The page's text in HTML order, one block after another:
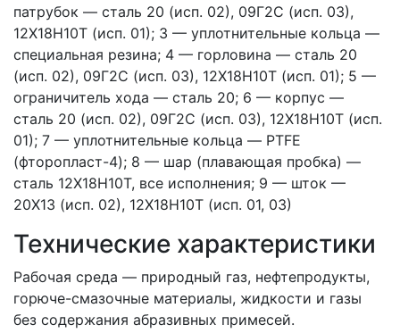
патрубок — сталь 20 (исп. 02), 09Г2С (исп. 03),
12Х18Н10Т (исп. 01); 3 — уплотнительные кольца —
специальная резина; 4 — горловина — сталь 20
(исп. 02), 09Г2С (исп. 03), 12Х18Н10Т (исп. 01); 5 —
ограничитель хода — сталь 20; 6 — корпус —
сталь 20 (исп. 02), 09Г2С (исп. 03), 12Х18Н10Т (исп.
01); 7 — уплотнительные кольца — PTFE
(фторопласт-4); 8 — шар (плавающая пробка) —
сталь 12Х18Н10Т, все исполнения; 9 — шток —
20Х13 (исп. 02), 12Х18Н10Т (исп. 01, 03)
Технические характеристики
Рабочая среда — природный газ, нефтепродукты,
горюче-смазочные материалы, жидкости и газы
без содержания абразивных примесей.